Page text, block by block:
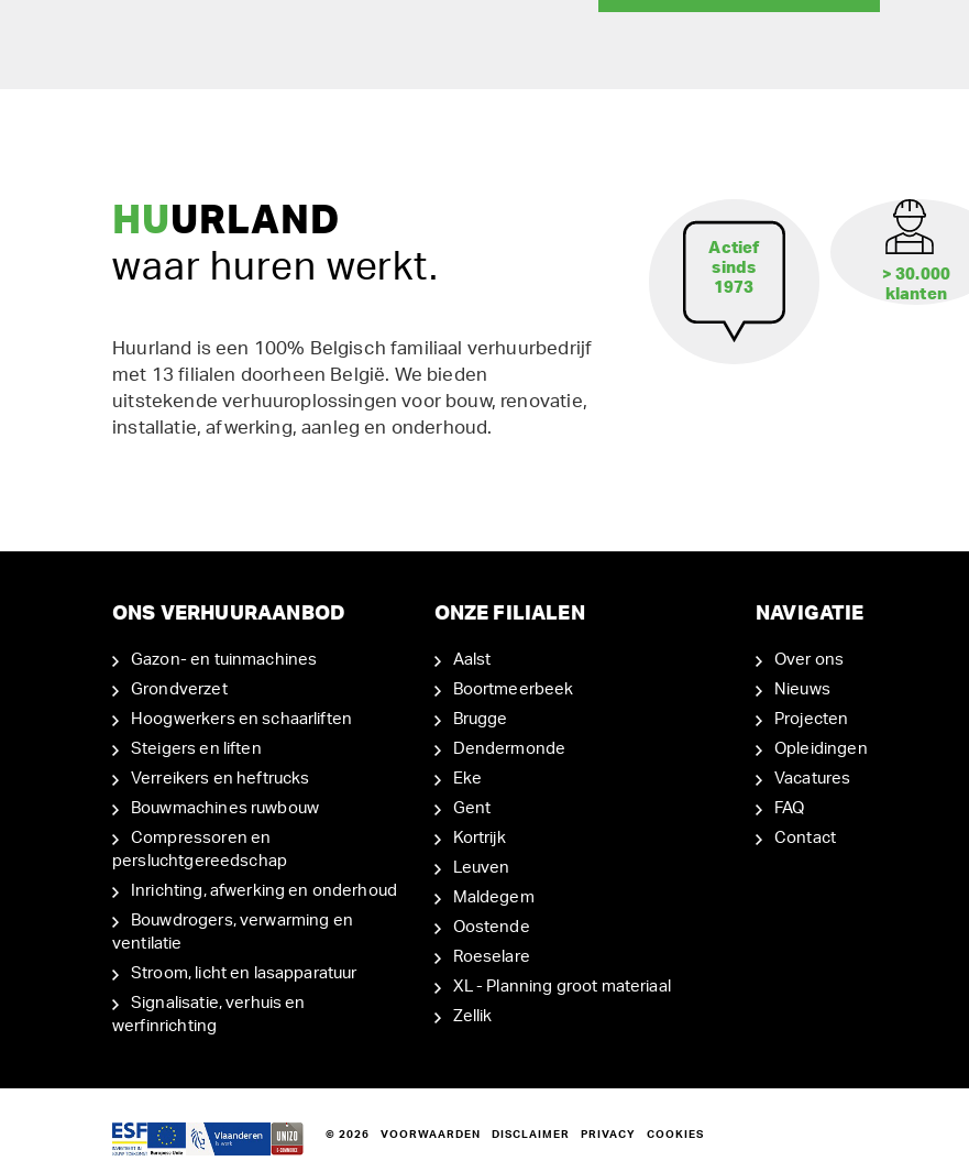
HUURLAND
waar huren werkt.
Huurland is een 100% Belgisch familiaal verhuurbedrijf
met 13 filialen doorheen België. We bieden
uitstekende verhuuroplossingen voor bouw, renovatie,
installatie, afwerking, aanleg en onderhoud.
Actief
sinds
1973
> 30.000
klanten
ONS VERHUURAANBOD
Gazon- en tuinmachines
Grondverzet
Hoogwerkers en schaarliften
Steigers en liften
Verreikers en heftrucks
Bouwmachines ruwbouw
Compressoren en
persluchtgereedschap
Inrichting, afwerking en onderhoud
Bouwdrogers, verwarming en
ventilatie
Stroom, licht en lasapparatuur
Signalisatie, verhuis en
werfinrichting
ONZE FILIALEN
Aalst
Boortmeerbeek
Brugge
Dendermonde
Eke
Gent
Kortrijk
Leuven
Maldegem
Oostende
Roeselare
XL - Planning groot materiaal
Zellik
NAVIGATIE
Over ons
Nieuws
Projecten
Opleidingen
Vacatures
FAQ
Contact
© 2026 VOORWAARDEN DISCLAIMER PRIVACY COOKIES